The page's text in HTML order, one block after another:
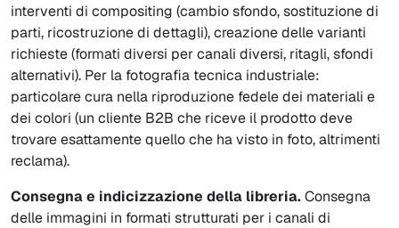
interventi di compositing (cambio sfondo, sostituzione di
parti, ricostruzione di dettagli), creazione delle varianti
richieste (formati diversi per canali diversi, ritagli, sfondi
alternativi). Per la fotografia tecnica industriale:
particolare cura nella riproduzione fedele dei materiali e
dei colori (un cliente B2B che riceve il prodotto deve
trovare esattamente quello che ha visto in foto, altrimenti
reclama).
Consegna e indicizzazione della libreria.Consegna
delle immagini in formati strutturati per i canali di